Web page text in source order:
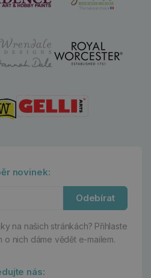
novinek:
Odebírat
na našich stránkách? Přihlaste
o nich dáme vědět e-mailem.
nás: